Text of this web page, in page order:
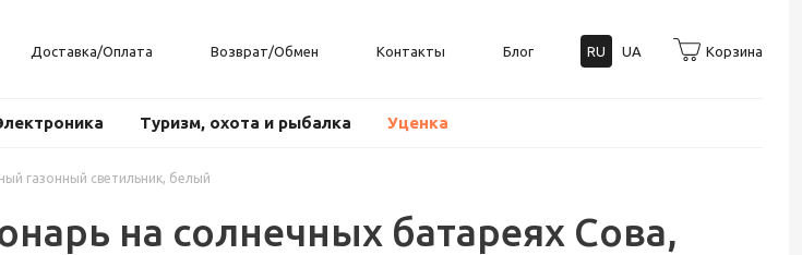
Доставка/Оплата Возврат/Обмен Контакты Блог RU UA Корзина
Туризм, охота и рыбалка Уценка
газонный светильник, белый
на солнечных батареях Сова,